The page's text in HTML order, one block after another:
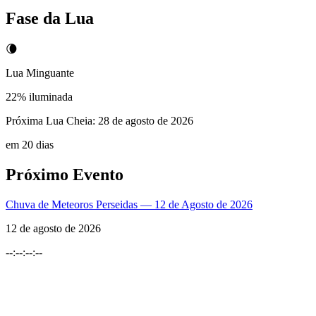
Fase da Lua
🌘
Lua Minguante
22% iluminada
Próxima Lua Cheia: 28 de agosto de 2026
em 20 dias
Próximo Evento
Chuva de Meteoros Perseidas — 12 de Agosto de 2026
12 de agosto de 2026
--:--:--:--